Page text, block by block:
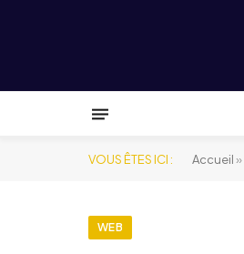
VOUS ÊTES ICI : Accueil »
WEB